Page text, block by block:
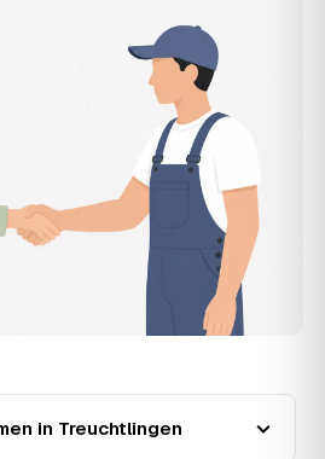
und unverbindlich. AWL
Sie schildern einmal, was raus
Festpreis-Angebote geprüfter
zum Vergleichen. Bezahlt
den Sie selbst auswählen.
einer normalen
Wohnung mit rund 65 m² liegen
bei etwa 1.840 €, das
34,2 € je Quadratmeter.
Aufzug), Menge und Sperrmüllanteil
nach oben oder unten — den
Ihnen der Entrümpler nach
in Treuchtlingen
in Treuchtlingen